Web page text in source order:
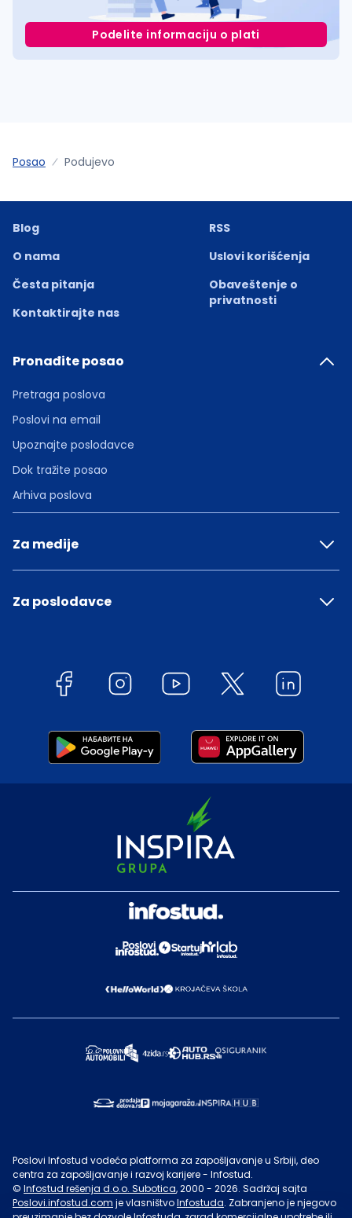
Podelite informaciju o plati
Posao Podujevo
Blog
O nama
Česta pitanja
Kontaktirajte nas
RSS
Uslovi korišćenja
Obaveštenje o
privatnosti
Pronađite posao
Pretraga poslova
Poslovi na email
Upoznajte poslodavce
Dok tražite posao
Arhiva poslova
Za medije
Za poslodavce
Poslovi Infostud vodeća platforma za zapošljavanje u Srbiji, deo
centra za zapošljavanje i razvoj karijere - Infostud.
© Infostud rešenja d.o.o. Subotica, 2000 - 2026. Sadržaj sajta
Poslovi.infostud.com je vlasništvoInfostuda. Zabranjeno je njegovo